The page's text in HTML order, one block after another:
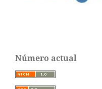
Número actual